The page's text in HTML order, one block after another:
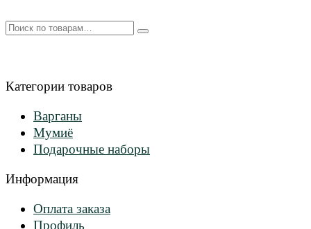
Искать:
Категории товаров
Варганы
Мумиё
Подарочные наборы
Информация
Оплата заказа
Профиль